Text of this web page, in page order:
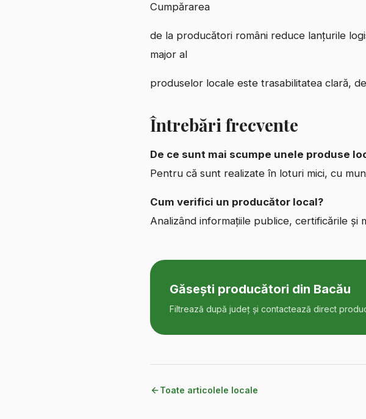
Cumpărarea
de la producători români reduce lanțurile
major al
produselor locale este trasabilitatea clară,
Întrebări frecvente
De ce sunt mai scumpe unele produse
Pentru că sunt realizate în loturi mici, cu
Cum verifici un producător local?
Analizând informațiile publice, certificările
Găsești producători din Bacău
Filtrează după județ și contactează direct
Toate articolele locale